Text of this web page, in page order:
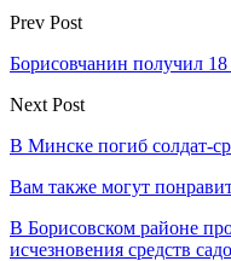
Prev Post
Борисовчанин получил
Next Post
В Минске погиб солдат-
Вам также могут
В Борисовском районе
исчезновения средств